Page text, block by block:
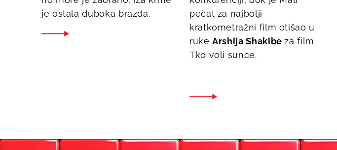
je ostala duboka brazda.
pečat za najbolji
kratkometražni film otišao u
rukeArshija Shakibeza film
Tko voli sunce.